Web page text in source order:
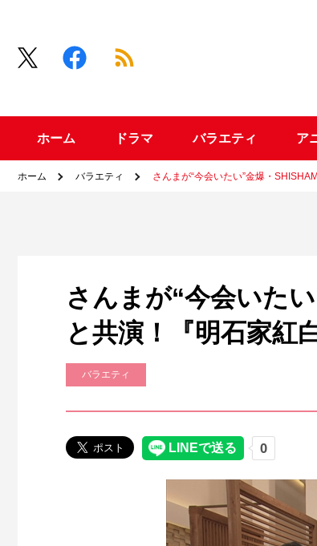
ホーム ドラマ バラエティ ア
ホーム バラエティ さんまが“今会いたい”金爆・
さんまが“今会いた
と共演！『明石家紅
バラエティ